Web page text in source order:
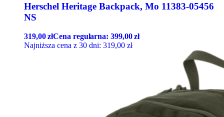
Herschel Heritage Backpack, Mo 11383-05456
NS
319,00złCena regularna:399,00zł
Najniższa cena z 30 dni: 319,00 zł